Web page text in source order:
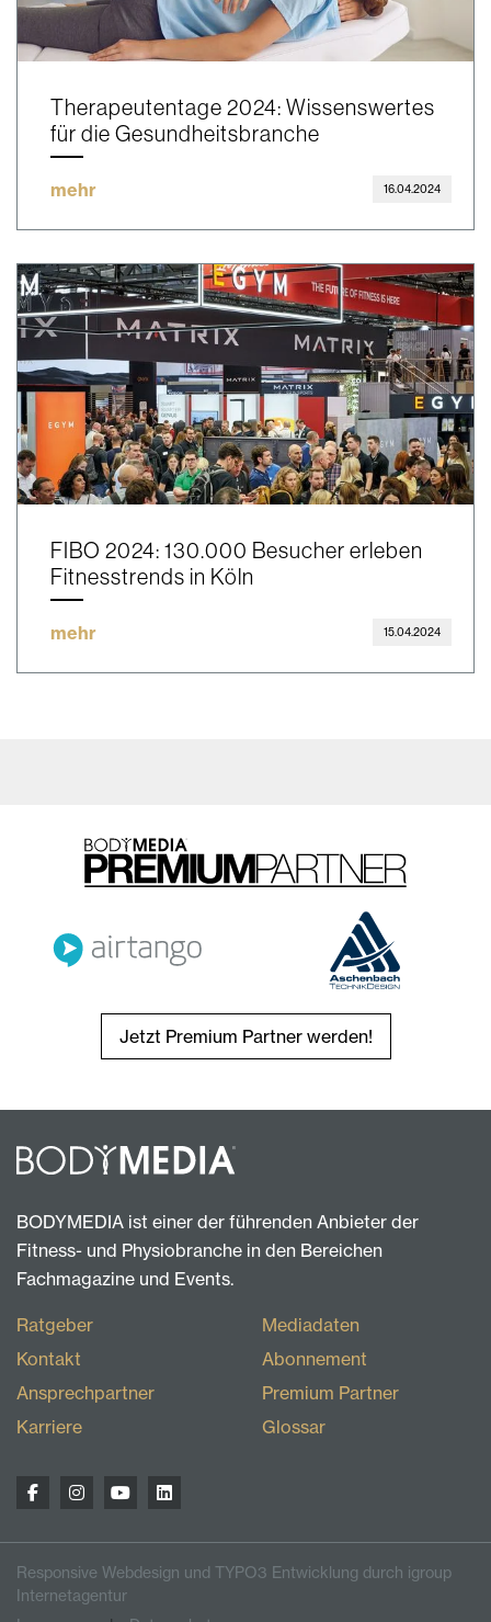
Therapeutentage 2024: Wissenswertes
für die Gesundheitsbranche
mehr 16.04.2024
FIBO 2024: 130.000 Besucher erleben
Fitnesstrends in Köln
mehr 15.04.2024
Jetzt Premium Partner werden!
BODYMEDIA ist einer der führenden Anbieter der
Fitness- und Physiobranche in den Bereichen
Fachmagazine und Events.
Ratgeber
Kontakt
Ansprechpartner
Karriere
Mediadaten
Abonnement
Premium Partner
Glossar
Responsive Webdesign und TYPO3 Entwicklung durch igroup
Internetagentur